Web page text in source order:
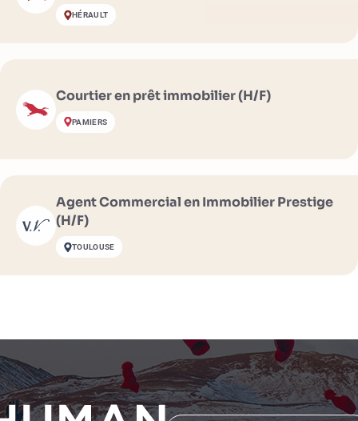
HÉRAULT
Courtier en prêt immobilier (H/F)
PAMIERS
Agent Commercial en Immobilier Prestige
(H/F)
TOULOUSE